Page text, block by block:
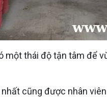
thái độ tận tâm để
cũng được nhân